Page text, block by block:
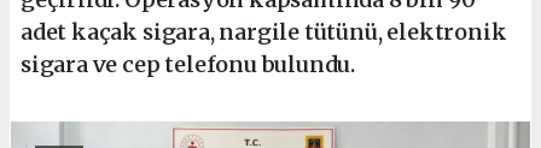
adet kaçak sigara, nargile tütünü, elektronik
sigara ve cep telefonu bulundu.